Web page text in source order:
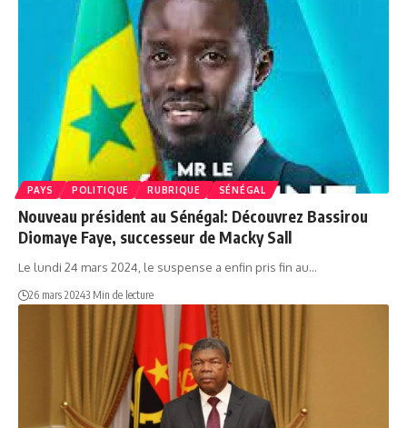
PAYS POLITIQUE RUBRIQUE SÉNÉGAL
Nouveau président au Sénégal: Découvrez Bassirou
Diomaye Faye, successeur de Macky Sall
Le lundi 24 mars 2024, le suspense a enfin pris fin au…
26 mars 20243 Min de lecture